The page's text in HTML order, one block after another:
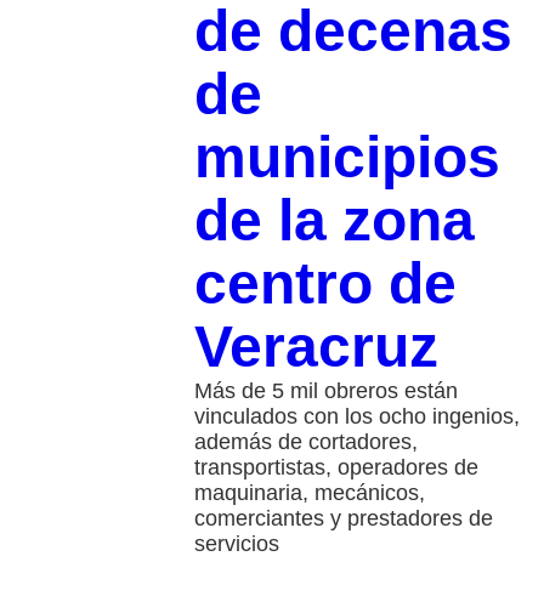
de decenas
de
municipios
de la zona
centro de
Veracruz
Más de 5 mil obreros están
vinculados con los ocho ingenios,
además de cortadores,
transportistas, operadores de
maquinaria, mecánicos,
comerciantes y prestadores de
servicios